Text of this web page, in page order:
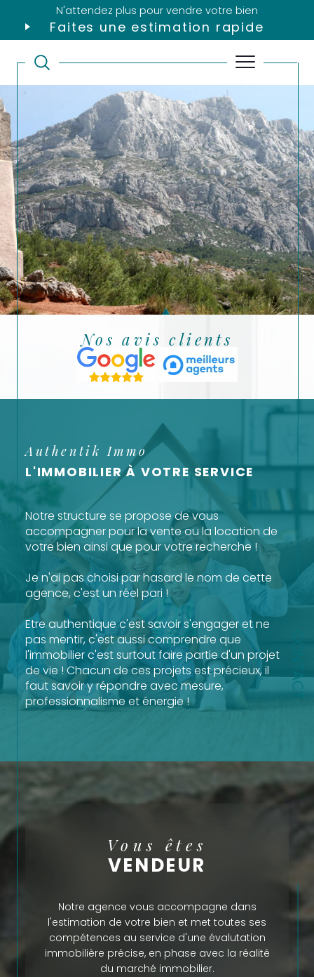
N'attendez plus pour vendre votre bien
Faites une estimation rapide
CONTACT
nos avis clients
Authentik Immo
L'IMMOBILIER À VOTRE SERVICE
Notre structure se propose de vous
accompagner pour la vente ou la location de
votre bien ainsi que pour votre recherche !
Je n'ai pas choisi par hasard le nom de cette
agence, c'est un réel pari !
Etre authentique c'est savoir s'engager et ne
pas mentir, c'est aussi comprendre que
l'immobilier c'est surtout faire partie d'un projet
de vie ! Chacun de ces projets est précieux, il
faut savoir y répondre avec mesure,
professionnalisme et énergie !
Notre équipe dynamique !!
Vous êtes acheteur ?
Découvrez notre choix en
maisons, appartements, terrains et fonds de
N'hésitez pas à nous soumettre votre
recherche, nous pouvons CHERCHER POUR VOUS
Vous êtes vendeur ?Un conseiller de notre
équipe professionnelle est à votre disposition
pour vous garantir sous 48 h une estimation
gratuite de votre bien.Contactez-nous !
Vous êtes
VENDEUR
Notre agence vous accompagne dans
l'estimation de votre bien et met toutes ses
compétences au service d'une évalutation
immobilière précise, en phase avec la réalité
du marché immobilier.